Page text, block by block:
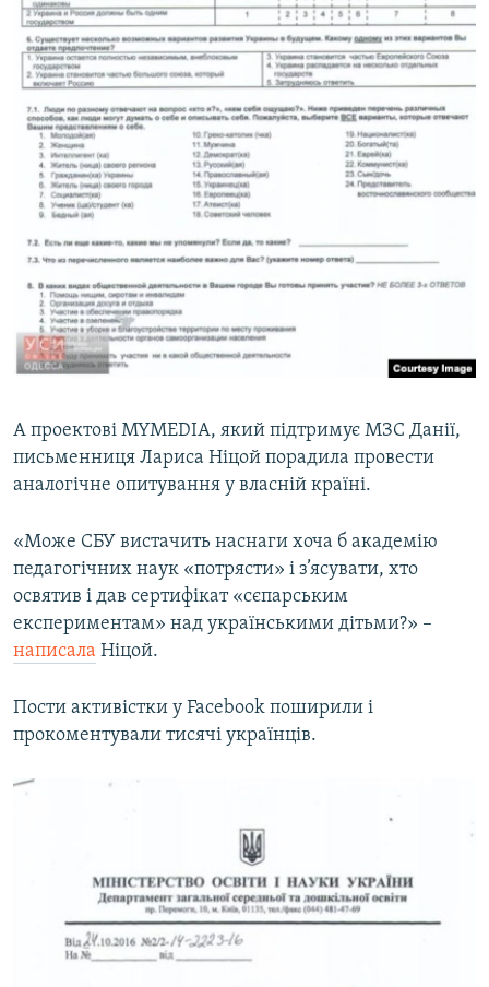
А проектові MYMEDIA, який підтримує МЗС Данії,
письменниця Лариса Ніцой порадила провести
аналогічне опитування у власній країні.
«Може СБУ вистачить наснаги хоча б академію
педагогічних наук «потрясти» і з’ясувати, хто
освятив і дав сертифікат «сєпарським
експериментам» над українськими дітьми?» –
написала Ніцой.
Пости активістки у Facebook поширили і
прокоментували тисячі українців.